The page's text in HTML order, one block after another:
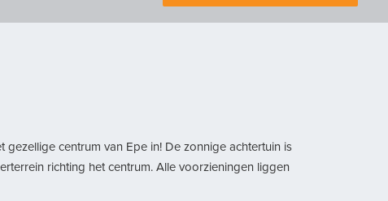
centrum van Epe in! De zonnige achtertuin is
richting het centrum. Alle voorzieningen liggen